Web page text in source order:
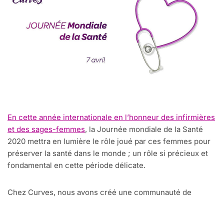
En cette année internationale en l’honneur des infirmières
et des sages-femmes, la Journée mondiale de la Santé
2020 mettra en lumière le rôle joué par ces femmes pour
préserver la santé dans le monde ; un rôle si précieux et
fondamental en cette période délicate.
Chez Curves, nous avons créé une communauté de